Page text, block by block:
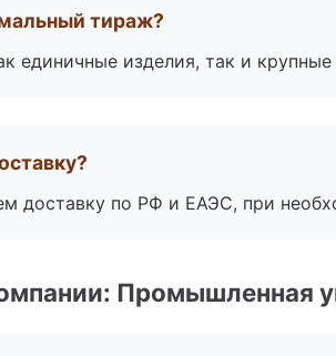
тираж?
единичные изделия, так и
доставку по РФ и ЕАЭС, при
Промышленная